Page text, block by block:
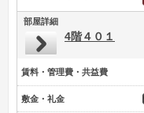
部屋詳細
4階４０１
賃料・管理費・共益費
敷金・礼金